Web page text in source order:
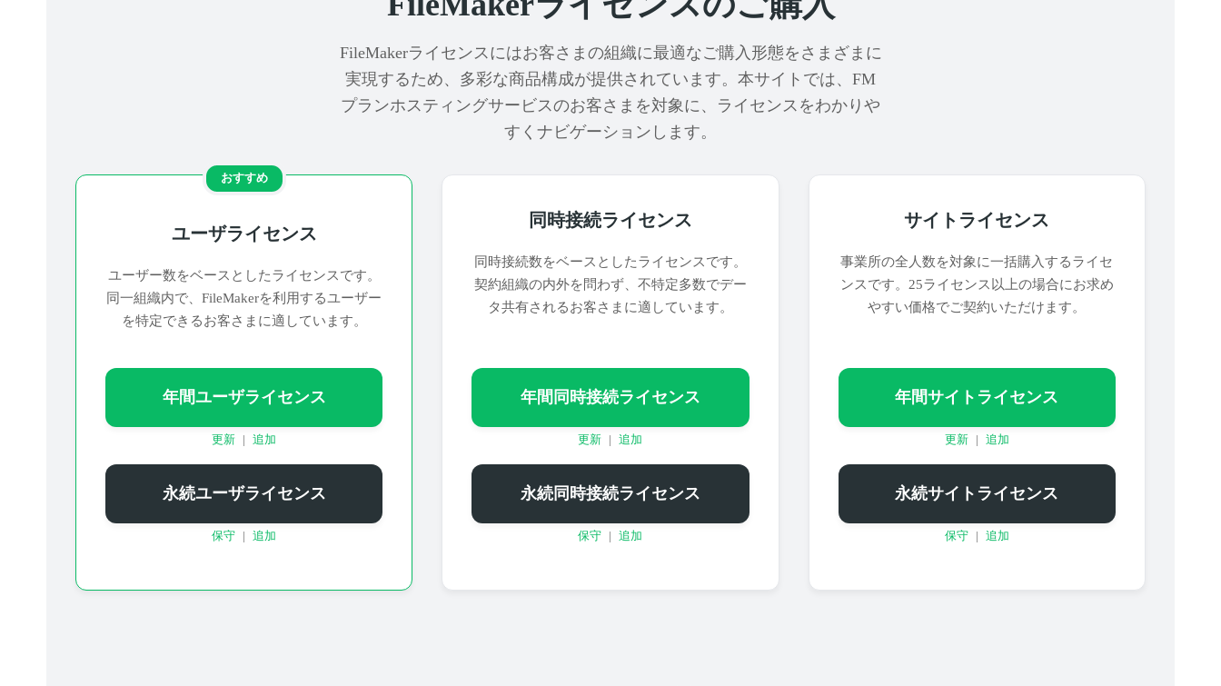
FileMakerライセンスにはお客さまの組織に最適なご購入形態をさまざまに
実現するため、多彩な商品構成が提供されています。本サイトでは、FM
プランホスティングサービスのお客さまを対象に、ライセンスをわかりや
すくナビゲーションします。
おすすめ
ユーザライセンス
ユーザー数をベースとしたライセンスです。
同一組織内で、FileMakerを利用するユーザー
を特定できるお客さまに適しています。
年間ユーザライセンス
更新 追加
永続ユーザライセンス
保守 追加
同時接続ライセンス
同時接続数をベースとしたライセンスです。
契約組織の内外を問わず、不特定多数でデー
タ共有されるお客さまに適しています。
年間同時接続ライセンス
更新 追加
永続同時接続ライセンス
保守 追加
サイトライセンス
事業所の全人数を対象に一括購入するライセ
ンスです。25ライセンス以上の場合にお求め
やすい価格でご契約いただけます。
年間サイトライセンス
更新 追加
永続サイトライセンス
保守 追加